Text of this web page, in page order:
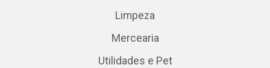
Limpeza
Mercearia
Utilidades e Pet